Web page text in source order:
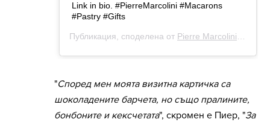
"Според мен моята визитна картичка са
шоколадените барчета, но също пралините,
бонбоните и кексчетата", скромен е Пиер, "За